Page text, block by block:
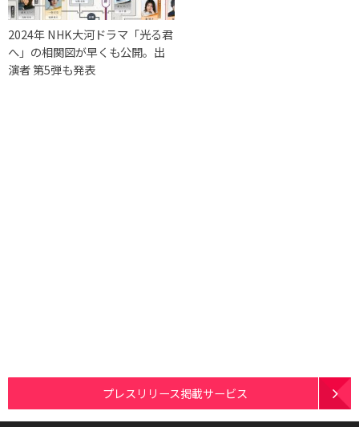
2024年 NHK大河ドラマ「光る君
へ」の相関図が早くも公開。出
演者 第5弾も発表
プレスリリース掲載サービス